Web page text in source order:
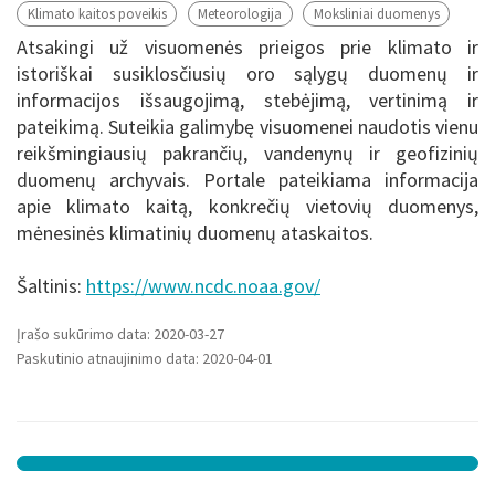
Klimato kaitos poveikis Meteorologija Moksliniai duomenys
Atsakingi už visuomenės prieigos prie klimato ir
istoriškai susiklosčiusių oro sąlygų duomenų ir
informacijos išsaugojimą, stebėjimą, vertinimą ir
pateikimą. Suteikia galimybę visuomenei naudotis vienu
reikšmingiausių pakrančių, vandenynų ir geofizinių
duomenų archyvais. Portale pateikiama informacija
apie klimato kaitą, konkrečių vietovių duomenys,
mėnesinės klimatinių duomenų ataskaitos.
Šaltinis: https://www.ncdc.noaa.gov/
Įrašo sukūrimo data: 2020-03-27
Paskutinio atnaujinimo data: 2020-04-01